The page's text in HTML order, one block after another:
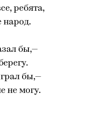
ребята,
народ.
бы,—
бы,—
не могу.